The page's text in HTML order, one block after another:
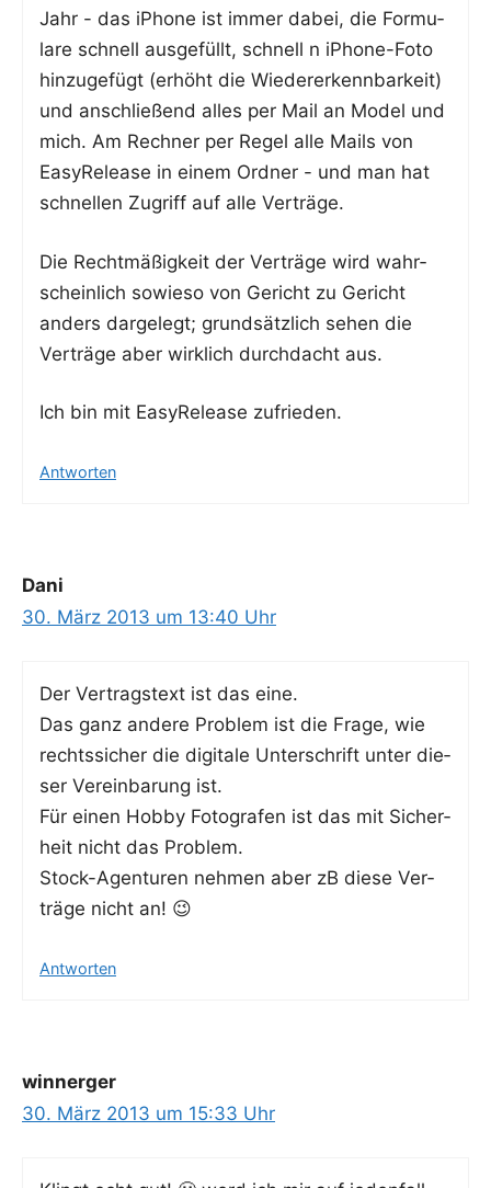
Jahr - das iPho­ne ist immer dabei, die For­mu­
la­re schnell aus­ge­füllt, schnell n iPho­ne-Foto
hin­zu­ge­fügt (erhöht die Wie­der­erkenn­bar­keit)
und anschlie­ßend alles per Mail an Model und
mich. Am Rech­ner per Regel alle Mails von
Easy­Re­lease in einem Ord­ner - und man hat
schnel­len Zugriff auf alle Verträge.
Die Recht­mä­ßig­keit der Ver­trä­ge wird wahr­
schein­lich sowie­so von Gericht zu Gericht
anders dar­ge­legt; grund­sätz­lich sehen die
Ver­trä­ge aber wirk­lich durch­dacht aus.
Ich bin mit Easy­Re­lease zufrieden.
Antworten
Dani
30. März 2013 um 13:40 Uhr
Der Ver­trags­text ist das eine.
Das ganz ande­re Pro­blem ist die Fra­ge, wie
rechts­si­cher die digi­ta­le Unter­schrift unter die­
ser Ver­ein­ba­rung ist.
Für einen Hob­by Foto­gra­fen ist das mit Sicher­
heit nicht das Problem.
Stock-Agen­tu­ren neh­men aber zB die­se Ver­
trä­ge nicht an! 😉
Antworten
winnerger
30. März 2013 um 15:33 Uhr